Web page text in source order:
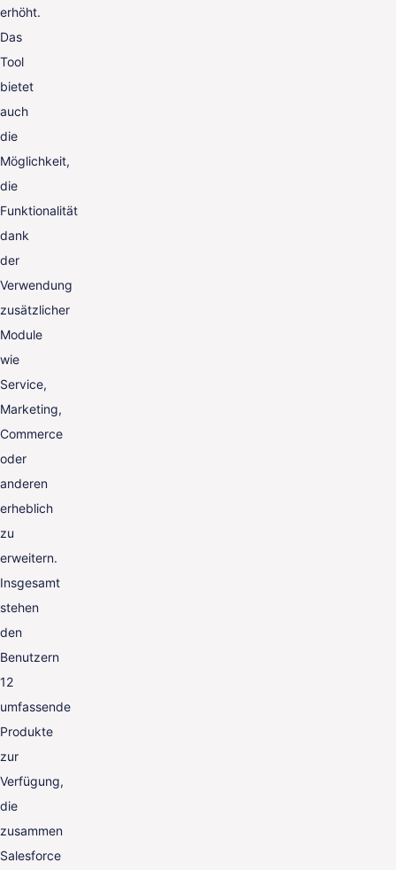
erhöht.
Das
Tool
bietet
auch
die
Möglichkeit,
die
Funktionalität
dank
der
Verwendung
zusätzlicher
Module
wie
Service,
Marketing,
Commerce
oder
anderen
erheblich
zu
erweitern.
Insgesamt
stehen
den
Benutzern
12
umfassende
Produkte
zur
Verfügung,
die
zusammen
Salesforce